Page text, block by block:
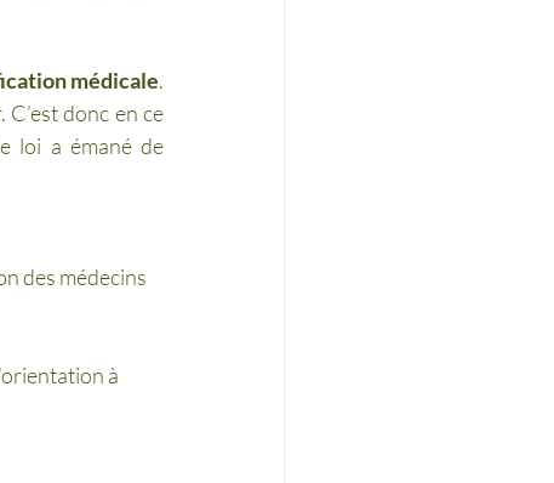
médicale.
donc en ce
loi a émané de
des médecins
à